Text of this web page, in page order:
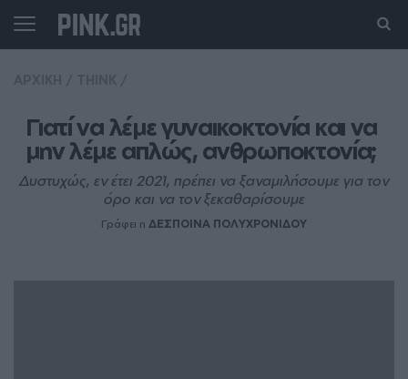
Γιατί να λέμε γυναικοκτονία και να
μην λέμε απλώς, ανθρωποκτονία;
Δυστυχώς, εν έτει 2021, πρέπει να ξαναμιλήσουμε για τον
όρο και να τον ξεκαθαρίσουμε
Γράφει η ΔΕΣΠΟΙΝΑ ΠΟΛΥΧΡΟΝΙΔΟΥ